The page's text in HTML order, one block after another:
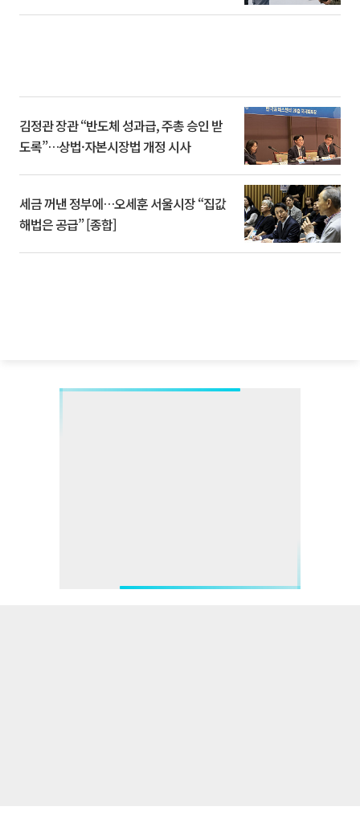
김정관 장관 “반도체 성과급, 주총 승인 받
도록”…상법·자본시장법 개정 시사
세금 꺼낸 정부에…오세훈 서울시장 “집값
해법은 공급” [종합]